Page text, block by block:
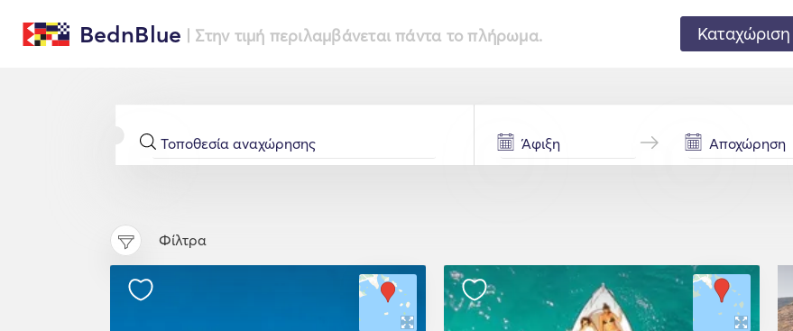
BednBlue | Στην τιμή περιλαμβάνεται πάντα το πλήρωμα.
Φίλτρα